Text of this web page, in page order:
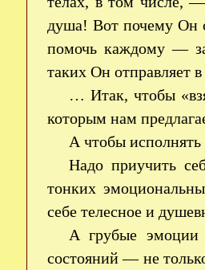
душа! Вот почему Он
помочь каждому —
таких Он
… Итак, чтобы
которым нам
А чтобы
Надо приучить
тонких
себе телесное и
А грубые эмоции
состояний — не